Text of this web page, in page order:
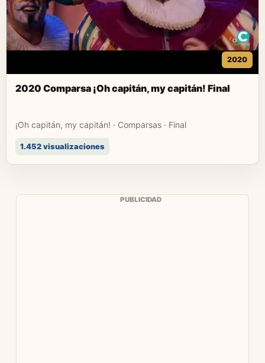
2020
2020 Comparsa ¡Oh capitán, my capitán! Final
¡Oh capitán, my capitán! · Comparsas · Final
1.452 visualizaciones
PUBLICIDAD